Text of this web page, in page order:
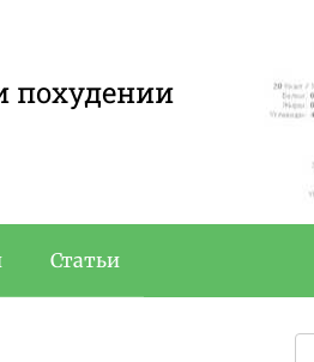
похудении
Статьи